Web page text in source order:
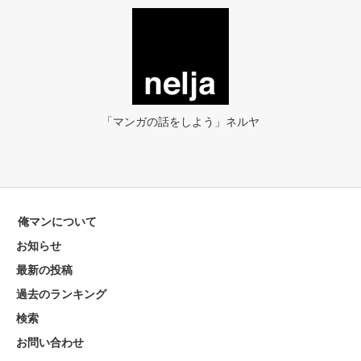
「マンガの話をしよう」ネルヤ
俺マンについて
お知らせ
最新の投稿
過去のランキング
検索
お問い合わせ